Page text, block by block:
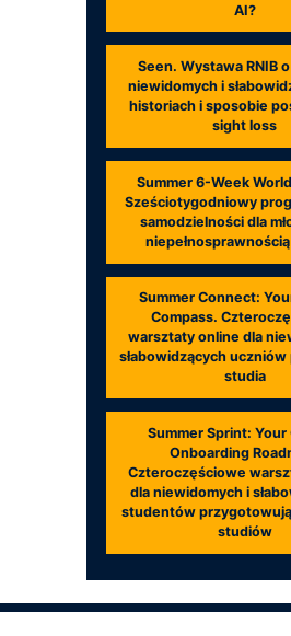
AI?
Seen. Wystawa RNIB
niewidomych i
historiach i sposobie
sight loss
Summer 6-Week
Sześciotygodniowy
samodzielności dla
Summer Connect:
Compass.
warsztaty online dla
słabowidzących
studia
Summer Sprint: Your
Onboarding
Czteroczęściowe
dla niewidomych i
studentów
studiów